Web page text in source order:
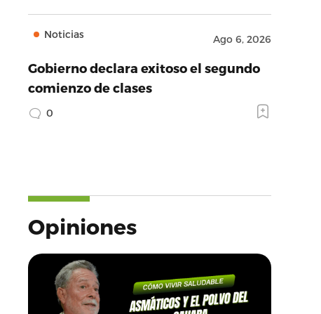
Noticias Ago 6, 2026
Gobierno declara exitoso el segundo
comienzo de clases
0
Opiniones